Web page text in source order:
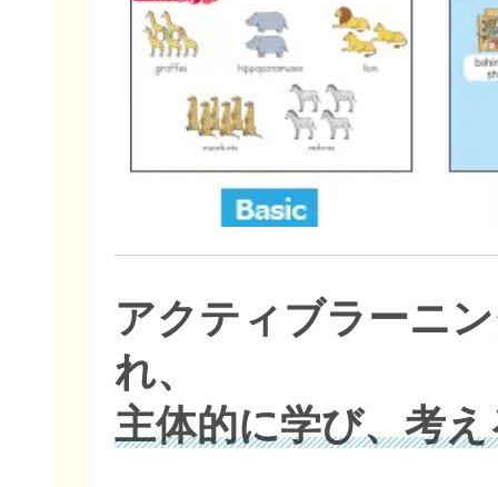
アクティブラーニ
れ、
主体的に学び、考